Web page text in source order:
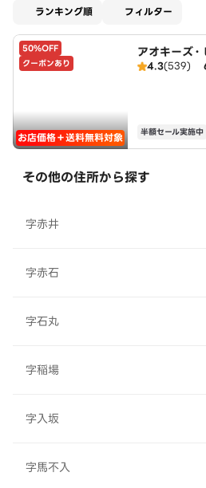
ランキング順 フィルター
50%OFF
クーポンあり
お店価格＋送料無料対象
アオキーズ
4.3(539)
半額セール実施中
その他の住所から探す
字赤井
字赤石
字石丸
字稲場
字入坂
字馬不入